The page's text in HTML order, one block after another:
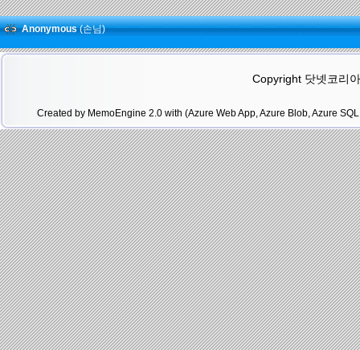
Anonymous(손님)
Copyright 닷넷코리
Created by MemoEngine 2.0 with (Azure Web App, Azure Blob, Azure